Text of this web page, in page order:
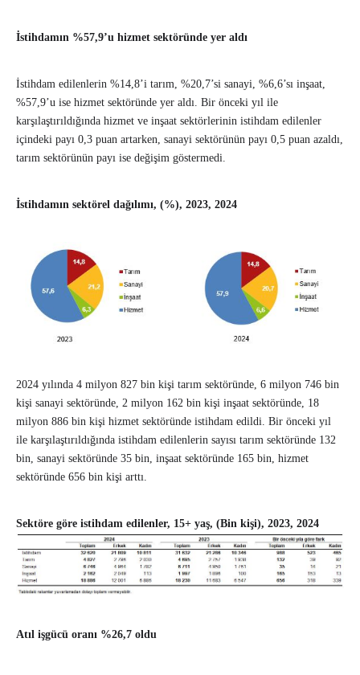
İstihdamın %57,9’u hizmet sektöründe yer aldı
İstihdam edilenlerin %14,8’i tarım, %20,7’si sanayi, %6,6’sı inşaat,
%57,9’u ise hizmet sektöründe yer aldı. Bir önceki yıl ile
karşılaştırıldığında hizmet ve inşaat sektörlerinin istihdam edilenler
içindeki payı 0,3 puan artarken, sanayi sektörünün payı 0,5 puan azaldı,
tarım sektörünün payı ise değişim göstermedi.
İstihdamın sektörel dağılımı, (%), 2023, 2024
2024 yılında 4 milyon 827 bin kişi tarım sektöründe, 6 milyon 746 bin
kişi sanayi sektöründe, 2 milyon 162 bin kişi inşaat sektöründe, 18
milyon 886 bin kişi hizmet sektöründe istihdam edildi. Bir önceki yıl
ile karşılaştırıldığında istihdam edilenlerin sayısı tarım sektöründe 132
bin, sanayi sektöründe 35 bin, inşaat sektöründe 165 bin, hizmet
sektöründe 656 bin kişi arttı.
Sektöre göre istihdam edilenler, 15+ yaş, (Bin kişi), 2023, 2024
Atıl işgücü oranı %26,7 oldu